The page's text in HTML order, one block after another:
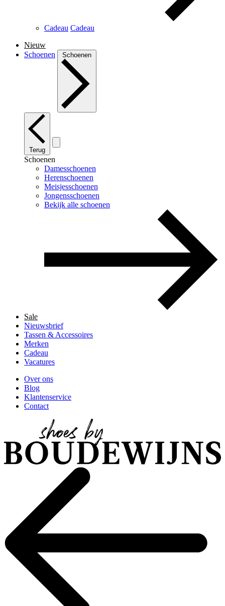
Cadeau Cadeau
Nieuw
Schoenen
Schoenen
Terug
Schoenen
Damesschoenen
Herenschoenen
Meisjesschoenen
Jongensschoenen
Bekijk alle schoenen
Sale
Nieuwsbrief
Tassen & Accessoires
Merken
Cadeau
Vacatures
Over ons
Blog
Klantenservice
Contact